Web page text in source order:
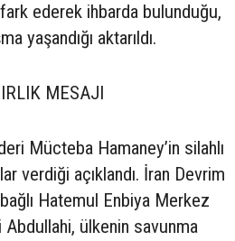
ederek ihbarda bulunduğu,
yaşandığı aktarıldı.
MESAJI
Mücteba Hamaney’in silahlı
verdiği açıklandı. İran Devrim
Hatemul Enbiya Merkez
Abdullahi, ülkenin savunma